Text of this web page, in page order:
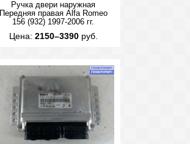
Ручка двери наружная
Передняя правая Alfa Romeo
156 (932) 1997-2006 гг.
Цена: 2150–3390руб.